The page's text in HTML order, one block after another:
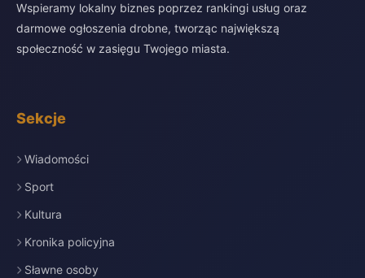
Wspieramy lokalny biznes poprzez rankingi usług oraz
darmowe ogłoszenia drobne, tworząc największą
społeczność w zasięgu Twojego miasta.
Sekcje
Wiadomości
Sport
Kultura
Kronika policyjna
Sławne osoby